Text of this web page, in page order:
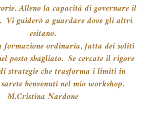
Alleno la capacità di governare il
Vi guiderò a guardare dove gli altri
esitano.
formazione ordinaria, fatta dei soliti
posto sbagliato. Se cercate il rigore
strategie che trasforma i limiti in
sarete benvenuti nel mio workshop.
M.Cristina Nardone